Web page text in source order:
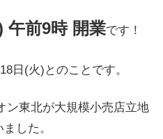
午前9時 開業です！
日(火)とのことです。
ン東北が大規模小売店立地
した。